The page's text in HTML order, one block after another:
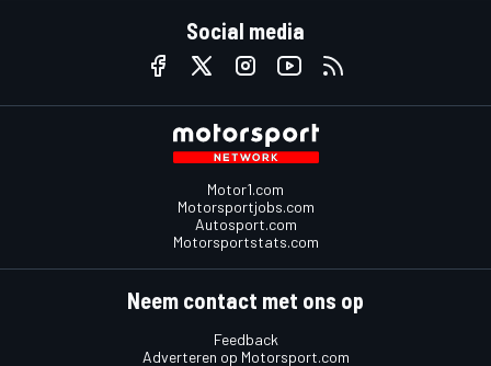
Social media
Motor1.com
Motorsportjobs.com
Autosport.com
Motorsportstats.com
Neem contact met ons op
Feedback
Adverteren op Motorsport.com